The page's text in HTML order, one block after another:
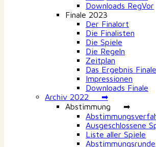
Downloads RegVor
Finale 2023
Der Finalort
Die Finalisten
Die Spiele
Die Regeln
Zeitplan
Das Ergebnis Finale
Impressionen
Downloads Finale
Archiv 2022 ➡
Abstimmung ➡
Ausgeschlossene
Liste aller Spiele